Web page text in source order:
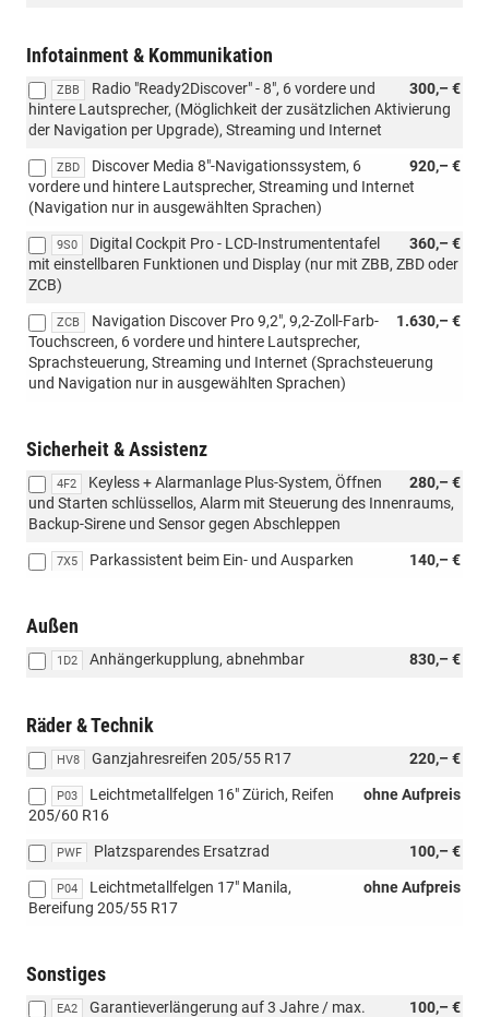
Infotainment & Kommunikation
ZBB 300,– €
Radio "Ready2Discover" - 8", 6 vordere und
hintere Lautsprecher, (Möglichkeit der zusätzlichen Aktivierung
der Navigation per Upgrade), Streaming und Internet
ZBD 920,– €
Discover Media 8"-Navigationssystem, 6
vordere und hintere Lautsprecher, Streaming und Internet
(Navigation nur in ausgewählten Sprachen)
9S0 360,– €
Digital Cockpit Pro - LCD-Instrumententafel
mit einstellbaren Funktionen und Display (nur mit ZBB, ZBD oder
ZCB)
ZCB 1.630,– €
Navigation Discover Pro 9,2", 9,2-Zoll-Farb-
Touchscreen, 6 vordere und hintere Lautsprecher,
Sprachsteuerung, Streaming und Internet (Sprachsteuerung
und Navigation nur in ausgewählten Sprachen)
Sicherheit & Assistenz
4F2 280,– €
Keyless + Alarmanlage Plus-System, Öffnen
und Starten schlüssellos, Alarm mit Steuerung des Innenraums,
Backup-Sirene und Sensor gegen Abschleppen
7X5 140,– €
Parkassistent beim Ein- und Ausparken
Außen
1D2 830,– €
Anhängerkupplung, abnehmbar
Räder & Technik
HV8 220,– €
Ganzjahresreifen 205/55 R17
P03 ohne Aufpreis
Leichtmetallfelgen 16" Zürich, Reifen
205/60 R16
PWF 100,– €
Platzsparendes Ersatzrad
P04 ohne Aufpreis
Leichtmetallfelgen 17" Manila,
Bereifung 205/55 R17
Sonstiges
EA2 100,– €
Garantieverlängerung auf 3 Jahre / max.